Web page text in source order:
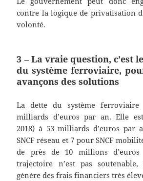
contre la logique de privatisation
volonté.
3 – La vraie question, c’est
du système ferroviaire,
avançons des solutions
La dette du système ferroviaire
milliards d’euros par an. Elle
2018) à 53 milliards d’euros par
SNCF réseau et 7 pour SNCF
de près de 10 millions
trajectoire n’est pas soutenable,
génère des frais financiers très